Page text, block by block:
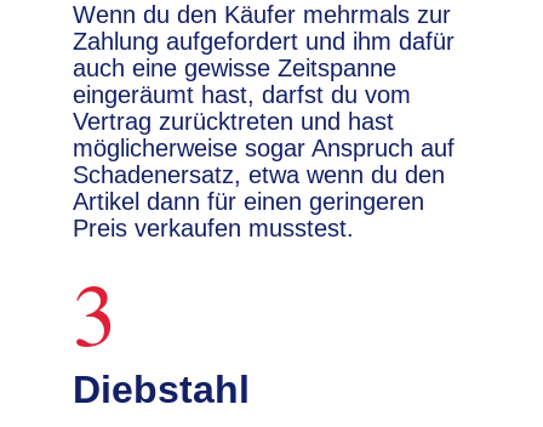
Wenn du den Käufer mehrmals zur
Zahlung aufgefordert und ihm dafür
auch eine gewisse Zeitspanne
eingeräumt hast, darfst du vom
Vertrag zurücktreten und hast
möglicherweise sogar Anspruch auf
Schadenersatz, etwa wenn du den
Artikel dann für einen geringeren
Preis verkaufen musstest.
3
Diebstahl